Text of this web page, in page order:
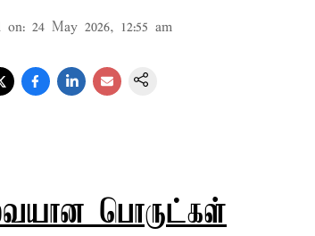
on: 24 May 2026, 12:55 am
பொருட்கள்